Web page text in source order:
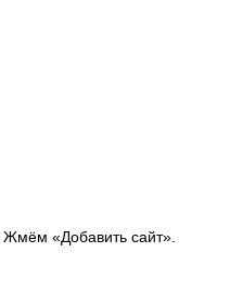
Жмём «Добавить сайт».